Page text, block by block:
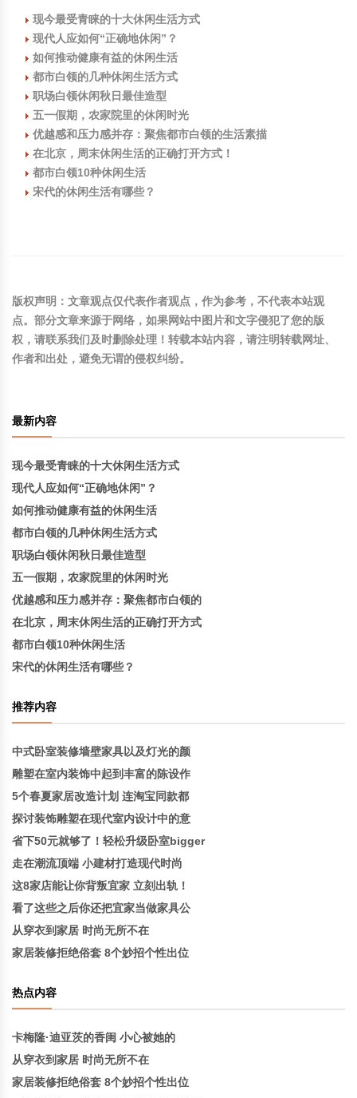
现今最受青睐的十大休闲生活方式
现代人应如何“正确地休闲”？
如何推动健康有益的休闲生活
都市白领的几种休闲生活方式
职场白领休闲秋日最佳造型
五一假期，农家院里的休闲时光
优越感和压力感并存：聚焦都市白领的生活素描
在北京，周末休闲生活的正确打开方式！
都市白领10种休闲生活
宋代的休闲生活有哪些？
版权声明 ：文章观点仅代表作者观点，作为参考，不代表本站观
点。部分文章来源于网络，如果网站中图片和文字侵犯了您的版
权，请联系我们及时删除处理！转载本站内容，请注明转载网址、
作者和出处，避免无谓的侵权纠纷。
最新内容
现今最受青睐的十大休闲生活方式
现代人应如何“正确地休闲”？
如何推动健康有益的休闲生活
都市白领的几种休闲生活方式
职场白领休闲秋日最佳造型
五一假期，农家院里的休闲时光
优越感和压力感并存：聚焦都市白领的
在北京，周末休闲生活的正确打开方式
都市白领10种休闲生活
宋代的休闲生活有哪些？
推荐内容
中式卧室装修墙壁家具以及灯光的颜
雕塑在室内装饰中起到丰富的陈设作
5个春夏家居改造计划 连淘宝同款都
探讨装饰雕塑在现代室内设计中的意
省下50元就够了！轻松升级卧室bigger
走在潮流顶端 小建材打造现代时尚
这8家店能让你背叛宜家 立刻出轨！
看了这些之后你还把宜家当做家具公
从穿衣到家居 时尚无所不在
家居装修拒绝俗套 8个妙招个性出位
热点内容
卡梅隆·迪亚茨的香闺 小心被她的
从穿衣到家居 时尚无所不在
家居装修拒绝俗套 8个妙招个性出位